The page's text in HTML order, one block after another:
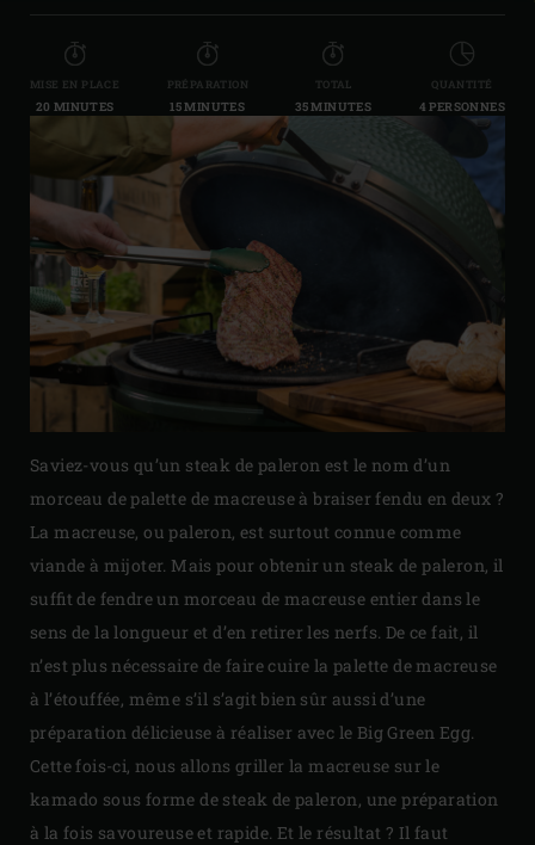
MISE EN PLACE
20 MINUTES
PRÉPARATION
15 MINUTES
TOTAL
35 MINUTES
QUANTITÉ
4 PERSONNES
Saviez-vous qu’un steak de paleron est le nom d’un
morceau de palette de macreuse à braiser fendu en deux ?
La macreuse, ou paleron, est surtout connue comme
viande à mijoter. Mais pour obtenir un steak de paleron, il
suffit de fendre un morceau de macreuse entier dans le
sens de la longueur et d’en retirer les nerfs. De ce fait, il
n’est plus nécessaire de faire cuire la palette de macreuse
à l’étouffée, même s’il s’agit bien sûr aussi d’une
préparation délicieuse à réaliser avec le Big Green Egg.
Cette fois-ci, nous allons griller la macreuse sur le
kamado sous forme de steak de paleron, une préparation
à la fois savoureuse et rapide. Et le résultat ? Il faut